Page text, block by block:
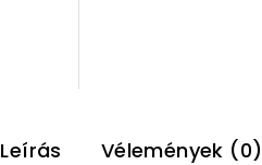
Leírás Vélemények (0)